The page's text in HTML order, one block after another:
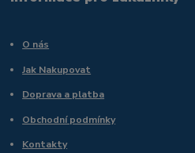
O nás
Jak Nakupovat
Doprava a platba
Obchodní podmínky
Kontakty